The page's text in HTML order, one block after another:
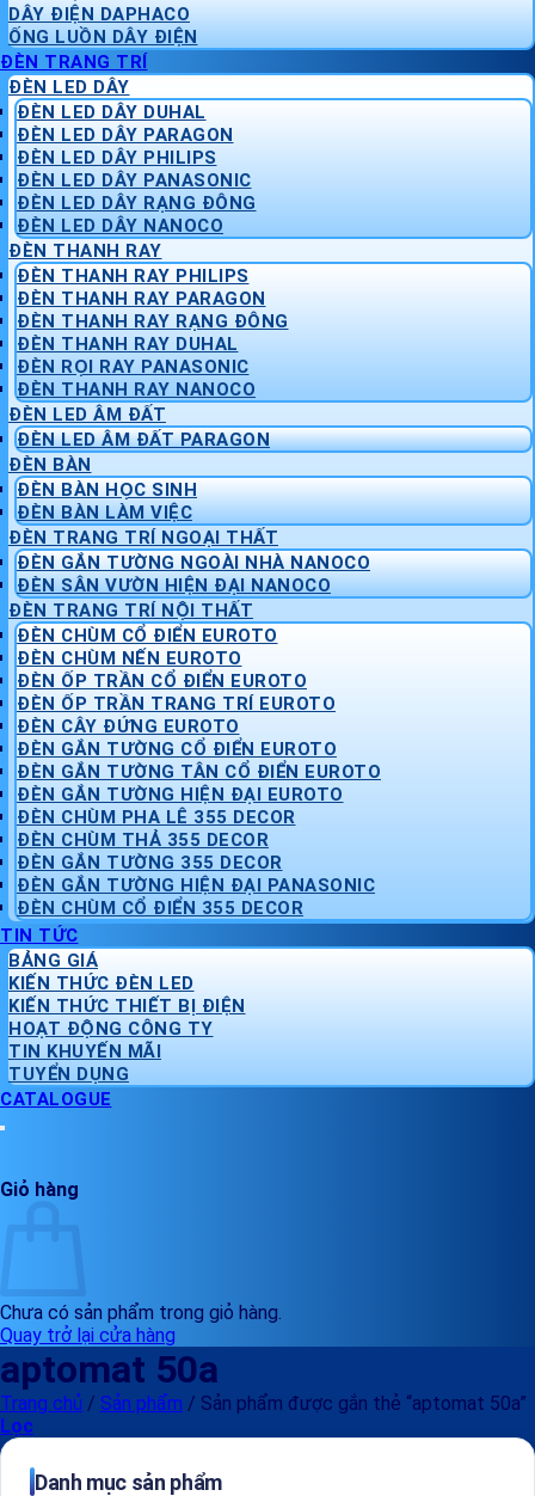
DÂY ĐIỆN DAPHACO
ỐNG LUỒN DÂY ĐIỆN
ĐÈN TRANG TRÍ
ĐÈN LED DÂY
ĐÈN LED DÂY DUHAL
ĐÈN LED DÂY PARAGON
ĐÈN LED DÂY PHILIPS
ĐÈN LED DÂY PANASONIC
ĐÈN LED DÂY RẠNG ĐÔNG
ĐÈN LED DÂY NANOCO
ĐÈN THANH RAY
ĐÈN THANH RAY PHILIPS
ĐÈN THANH RAY PARAGON
ĐÈN THANH RAY RẠNG ĐÔNG
ĐÈN THANH RAY DUHAL
ĐÈN RỌI RAY PANASONIC
ĐÈN THANH RAY NANOCO
ĐÈN LED ÂM ĐẤT
ĐÈN LED ÂM ĐẤT PARAGON
ĐÈN BÀN
ĐÈN BÀN HỌC SINH
ĐÈN BÀN LÀM VIỆC
ĐÈN TRANG TRÍ NGOẠI THẤT
ĐÈN GẮN TƯỜNG NGOÀI NHÀ NANOCO
ĐÈN SÂN VƯỜN HIỆN ĐẠI NANOCO
ĐÈN TRANG TRÍ NỘI THẤT
ĐÈN CHÙM CỔ ĐIỂN EUROTO
ĐÈN CHÙM NẾN EUROTO
ĐÈN ỐP TRẦN CỔ ĐIỂN EUROTO
ĐÈN ỐP TRẦN TRANG TRÍ EUROTO
ĐÈN CÂY ĐỨNG EUROTO
ĐÈN GẮN TƯỜNG CỔ ĐIỂN EUROTO
ĐÈN GẮN TƯỜNG TÂN CỔ ĐIỂN EUROTO
ĐÈN GẮN TƯỜNG HIỆN ĐẠI EUROTO
ĐÈN CHÙM PHA LÊ 355 DECOR
ĐÈN CHÙM THẢ 355 DECOR
ĐÈN GẮN TƯỜNG 355 DECOR
ĐÈN GẮN TƯỜNG HIỆN ĐẠI PANASONIC
ĐÈN CHÙM CỔ ĐIỂN 355 DECOR
TIN TỨC
BẢNG GIÁ
KIẾN THỨC ĐÈN LED
KIẾN THỨC THIẾT BỊ ĐIỆN
HOẠT ĐỘNG CÔNG TY
TIN KHUYẾN MÃI
TUYỂN DỤNG
CATALOGUE
Giỏ hàng
Chưa có sản phẩm trong giỏ hàng.
Quay trở lại cửa hàng
aptomat 50a
Trang chủ / Sản phẩm / Sản phẩm được gắn thẻ “aptomat 50a”
Lọc
Danh mục sản phẩm